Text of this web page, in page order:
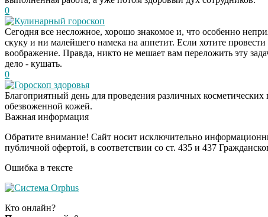
0
Кулинарный гороскоп
Сегодня все несложное, хорошо знакомое и, что особенно
скуку и ни малейшего намека на аппетит. Если хотите
воображение. Правда, никто не мешает вам переложить эту
дело - кушать.
0
Гороскоп здоровья
Благоприятный день для проведения различных
обезвоженной кожей.
Важная информация
Обратите внимание! Сайт носит исключительно
публичной офертой, в соответствии со ст. 435 и 437
Ошибка в тексте
Кто онлайн?